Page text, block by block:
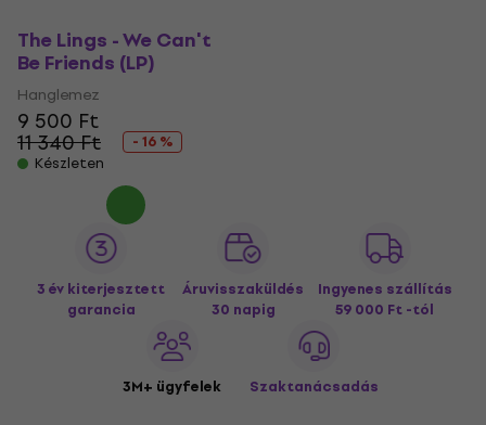
The Lings - We Can't
Be Friends (LP)
Hanglemez
9 500 Ft
11 340 Ft
- 16 %
Készleten
3 év kiterjesztett
garancia
Áruvisszaküldés
30 napig
Ingyenes szállítás
59 000 Ft -tól
3M+ ügyfelek Szaktanácsadás